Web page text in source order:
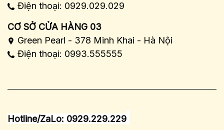
Điện thoại: 0929.029.029
CƠ SỞ CỬA HÀNG 03
Green Pearl - 378 Minh Khai - Hà Nội
Điện thoại: 0993.555555
Hotline/ZaLo: 0929.229.229